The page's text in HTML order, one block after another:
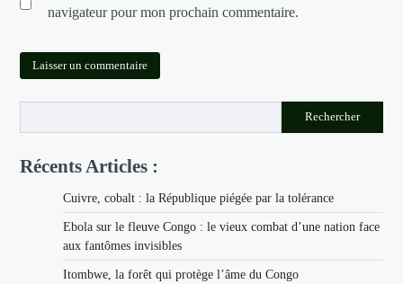
navigateur pour mon prochain commentaire.
Rechercher
Récents Articles :
Cuivre, cobalt : la République piégée par la tolérance
Ebola sur le fleuve Congo : le vieux combat d’une nation face
aux fantômes invisibles
Itombwe, la forêt qui protège l’âme du Congo